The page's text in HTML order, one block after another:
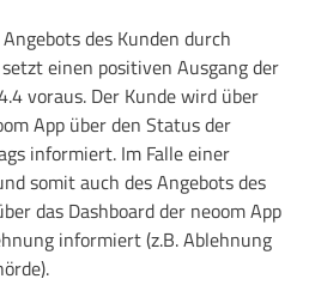
des Kunden durch
einen positiven Ausgang der
voraus. Der Kunde wird über
App über den Status der
informiert. Im Falle einer
somit auch des Angebots des
das Dashboard der neoom App
informiert (z.B. Ablehnung